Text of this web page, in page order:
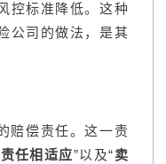
控标准降低。这种
公司的做法，是其
赔偿责任。这一责
任相适应”以及“卖